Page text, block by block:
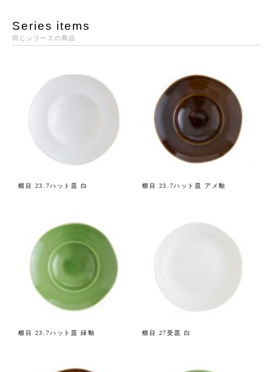
Series items
同じシリーズの商品
櫛目 23.7ハット皿 白 櫛目 23.7ハット皿 アメ釉
櫛目 23.7ハット皿 緑釉 櫛目 27受皿 白